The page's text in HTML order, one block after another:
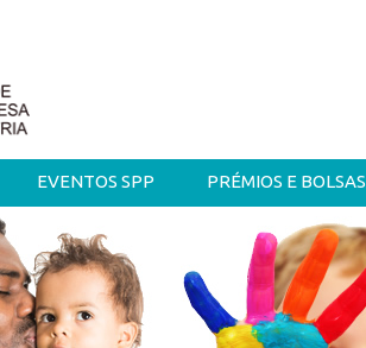
EVENTOS SPP PRÉMIOS E BOLSAS